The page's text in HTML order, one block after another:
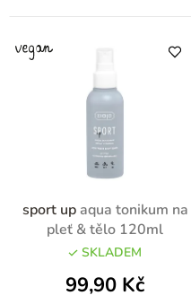
sport upaqua tonikum na
pleť & tělo 120ml
SKLADEM
99,90 Kč